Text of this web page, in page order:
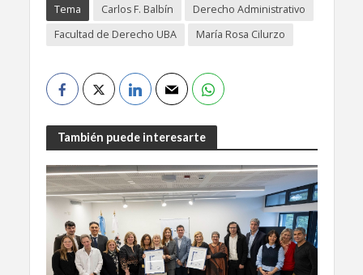
Tema Carlos F. Balbín
Derecho Administrativo
Facultad de Derecho UBA
María Rosa Cilurzo
También puede interesarte